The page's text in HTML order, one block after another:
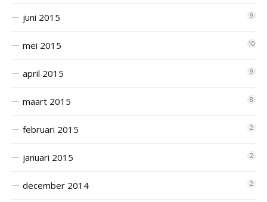
juni 2015 9
mei 2015 10
april 2015 9
maart 2015 8
februari 2015 2
januari 2015 2
december 2014 2